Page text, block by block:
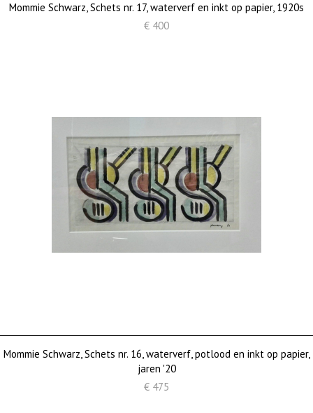
Mommie Schwarz, Schets nr. 17, waterverf en inkt op papier, 1920s
€ 400
Mommie Schwarz, Schets nr. 16, waterverf, potlood en inkt op papier,
jaren '20
€ 475